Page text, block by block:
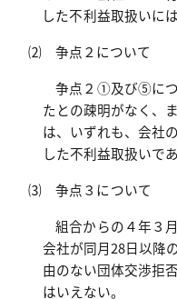
した不利益取扱いに
⑵ 争点２について
争点２①及び⑤につ
たとの疎明がなく、
は、いずれも、会社
した不利益取扱いで
⑶ 争点３について
組合からの４年３
会社が同月28日以降
由のない団体交渉拒
はいえない。